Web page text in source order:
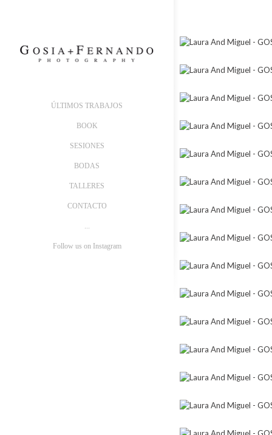
ÚLTIMOS TRABAJOS
BOOK
SESIONES
BODAS
TALLERES
CONTACTO
...
Follow us on Instagram